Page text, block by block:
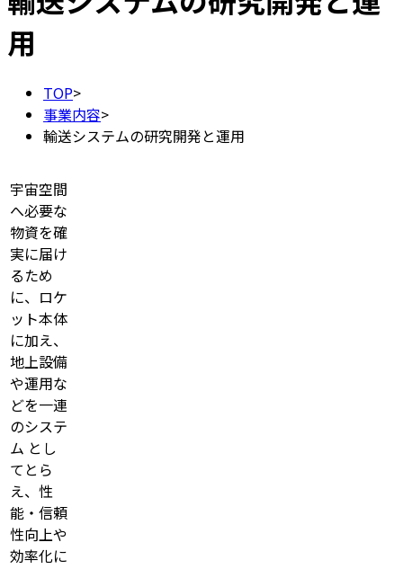
用
TOP>
事業内容>
輸送システムの研究開発と運用
宇宙空間
へ必要な
物資を確
実に届け
るため
に、ロケ
ット本体
に加え、
地上設備
や運用な
どを一連
のシステ
ム とし
てとら
え、性
能・信頼
性向上や
効率化に